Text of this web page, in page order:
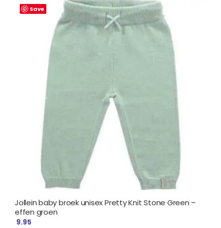
Save
Jollein baby broek unisex Pretty Knit Stone Green –
effen groen
9.95